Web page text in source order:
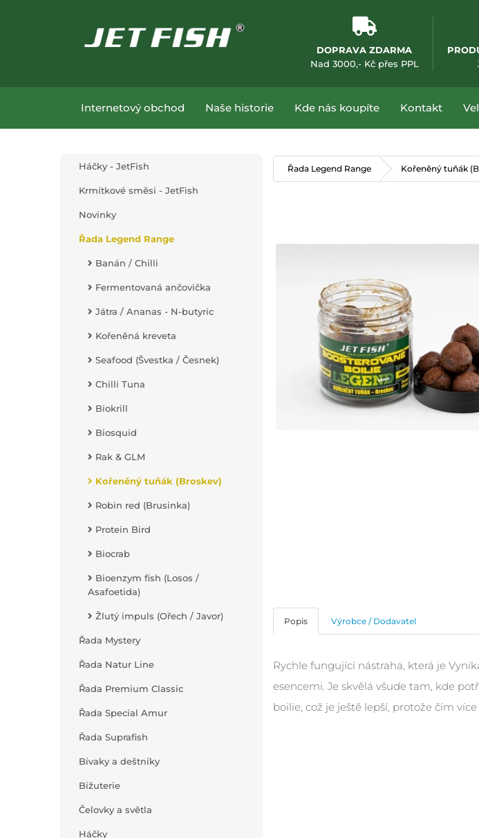
DOPRAVA ZDARMA
Nad 3000,- Kč přes PPL
Internetový obchod Naše historie Kde nás koupíte Kontakt
Přejít na hlavní obsah
Háčky - JetFish
Krmítkové směsi - JetFish
Novinky
Řada Legend Range
Banán / Chilli
Fermentovaná ančovička
Játra / Ananas - N-butyric
Kořeněná kreveta
Seafood (Švestka / Česnek)
Chilli Tuna
Biokrill
Biosquid
Rak & GLM
Kořeněný tuňák (Broskev)
Robin red (Brusinka)
Protein Bird
Biocrab
Bioenzym fish (Losos /
Asafoetida)
Žlutý impuls (Ořech / Javor)
Řada Mystery
Řada Natur Line
Řada Premium Classic
Řada Special Amur
Řada Suprafish
Bivaky a deštníky
Bižuterie
Čelovky a světla
Háčky
Řada Legend Range Kořeněný tuňák
Popis Výrobce / Dodavatel
Rychle fungující nástraha, která je
esencemi. Je skvělá všude tam, kde
boilie, což je ještě lepší, protože čím